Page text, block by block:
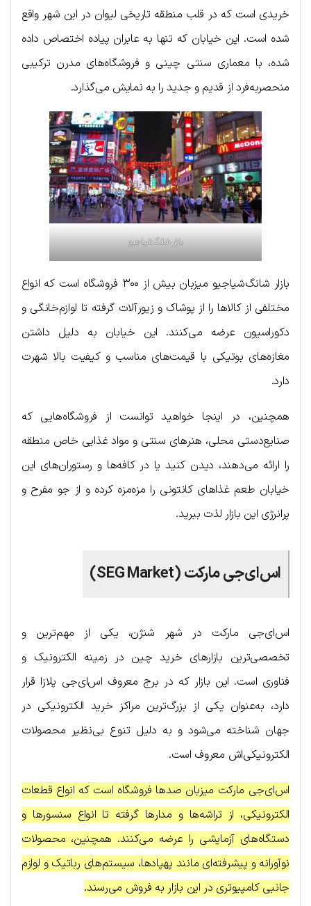
خریدی است که در قلب منطقه تاریخی لیوان در این شهر واقع
شده است. این خیابان که تنها به عابران پیاده اختصاص داده
شده، با معماری سنتی چینی و فروشگاه‌های مدرن ترکیبی
منحصربه‌فرد از قدیم و جدید را به نمایش می‌گذارد.
بازار شانگ‌شیاجیو
بازار شانگ‌شیاجیو میزبان بیش از ۳۰۰ فروشگاه است که انواع
مختلفی از کالاها را از پوشاک و زیورآلات گرفته تا لوازم‌خانگی و
دکوراسیون عرضه می‌کنند. این خیابان به دلیل داشتن
مغازه‌های بوتیکی با قیمت‌های مناسب و کیفیت بالا شهرت
دارد.
همچنین، در اینجا خواهید توانست از فروشگاه‌هایی که
صنایع‌دستی محلی، هنرهای سنتی و مواد غذایی خاص منطقه
را ارائه می‌دهند، دیدن کنید یا در کافه‌ها و رستوران‌های این
خیابان طعم غذاهای کانتونی را مزه‌مزه کرده و از جو مفرح و
پرانرژی این بازار لذت ببرید.
اس‌ای‌جی مارکت (SEG Market)
اس‌ای‌جی مارکت در شهر شنژن، یکی از مهم‌ترین و
تخصصی‌ترین بازارهای خرید چین در زمینه الکترونیک و
فناوری است. این بازار که در برج معروف اس‌ای‌جی پلازا قرار
دارد، به‌عنوان یکی از بزرگ‌ترین مراکز خرید الکترونیکی در
جهان شناخته می‌شود و به دلیل تنوع بی‌نظیر محصولات
الکترونیکی‌اش معروف است.
اس‌ای‌جی مارکت میزبان صدها فروشگاه است که انواع قطعات
الکترونیکی، از تراشه‌ها و مدارها گرفته تا انواع سنسورها و
دستگاه‌های آزمایشی را عرضه می‌کنند. همچنین، محصولات
نوآورانه و پیشرفته‌ای مانند پهپادها، سیستم‌های رباتیک و لوازم
جانبی کامپیوتری در این بازار به فروش می‌رسند.